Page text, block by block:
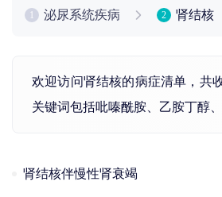
泌尿系统疾病 2 肾结核
欢迎访问肾结核的病症清单，共
关键词包括吡嗪酰胺 乙胺丁醇
肾结核伴慢性肾衰竭